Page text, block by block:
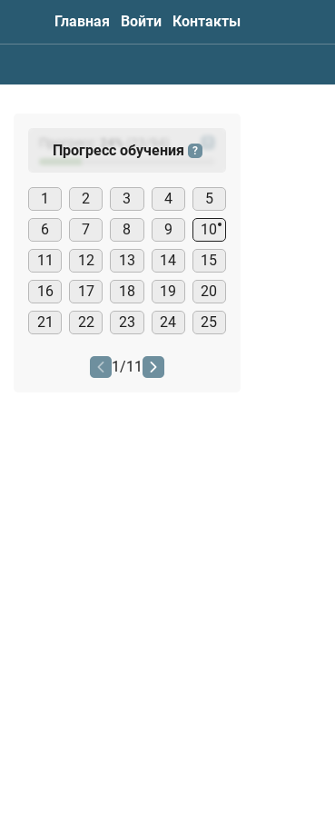
Главная Войти Контакты
Прогресс: (23
Прогресс обучения ?
1 2 3 4
5
6
7 8 9
10
11
12 13 14
15
16
17 18 19
20
21
22 23 24 25
1/11